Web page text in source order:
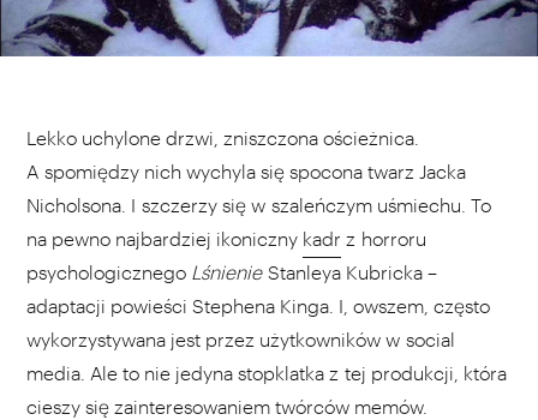
Lekko uchylone drzwi, zniszczona ościeżnica.
A spomiędzy nich wychyla się spocona twarz Jacka
Nicholsona. I szczerzy się w szaleńczym uśmiechu. To
na pewno najbardziej ikoniczny kadr z horroru
psychologicznego LśnienieStanleya Kubricka –
adaptacji powieści Stephena Kinga. I, owszem, często
wykorzystywana jest przez użytkowników w social
media. Ale to nie jedyna stopklatka z tej produkcji, która
cieszy się zainteresowaniem twórców memów.